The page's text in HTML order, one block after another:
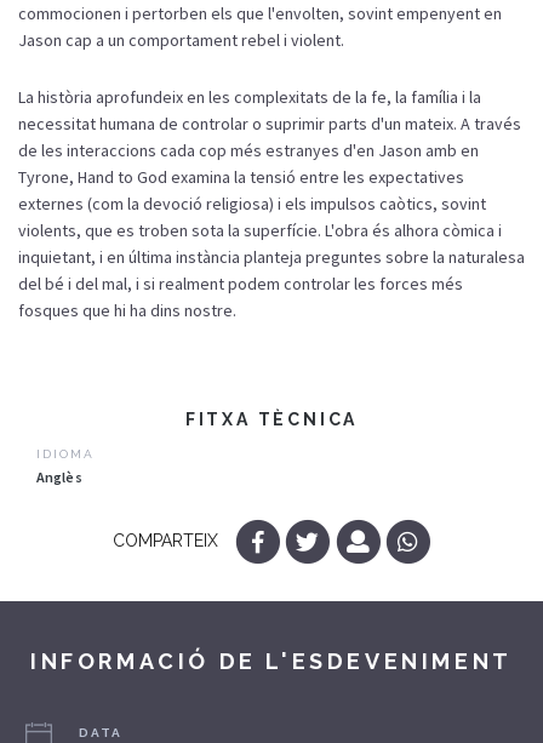
commocionen i pertorben els que l'envolten, sovint empenyent en
Jason cap a un comportament rebel i violent.
La història aprofundeix en les complexitats de la fe, la família i la
necessitat humana de controlar o suprimir parts d'un mateix. A través
de les interaccions cada cop més estranyes d'en Jason amb en
Tyrone, Hand to God examina la tensió entre les expectatives
externes (com la devoció religiosa) i els impulsos caòtics, sovint
violents, que es troben sota la superfície. L'obra és alhora còmica i
inquietant, i en última instància planteja preguntes sobre la naturalesa
del bé i del mal, i si realment podem controlar les forces més
fosques que hi ha dins nostre.
FITXA TÈCNICA
IDIOMA
Anglès
COMPARTEIX
INFORMACIÓ DE L'ESDEVENIMENT
DATA